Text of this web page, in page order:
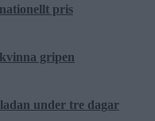
pris
gripen
under tre dagar